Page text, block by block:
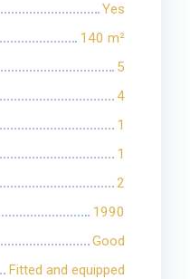
Yes
140 m²
5
4
1
1
2
1990
Good
Fitted and equipped